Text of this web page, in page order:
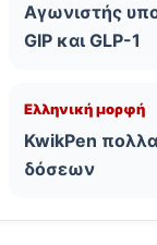
Αγωνιστής
GIP και GLP-1
Ελληνική μορφή
KwikPen
δόσεων